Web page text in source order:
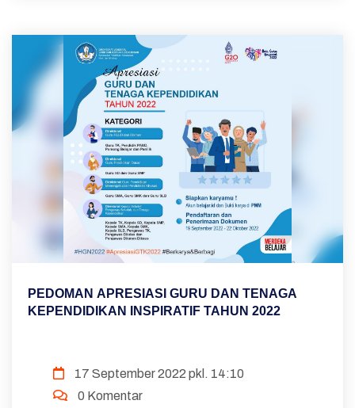
PEDOMAN APRESIASI GURU DAN TENAGA
KEPENDIDIKAN INSPIRATIF TAHUN 2022
17 September 2022 pkl. 14:10
0 Komentar